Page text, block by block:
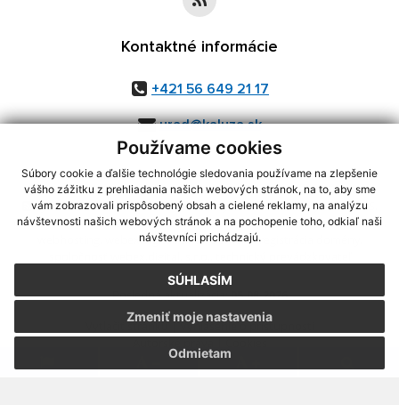
Používame cookies
Súbory cookie a ďalšie technológie sledovania používame na zlepšenie
vášho zážitku z prehliadania našich webových stránok, na to, aby sme
vám zobrazovali prispôsobený obsah a cielené reklamy, na analýzu
návštevnosti našich webových stránok a na pochopenie toho, odkiaľ naši
návštevníci prichádzajú.
SÚHLASÍM
Odmietam
Zmeniť moje nastavenia
Kontaktné informácie
+421 56 649 21 17
urad@kaluza.sk
využite možnosť získavania aktuálnych informácií s využitím RSS
CMS systém (redakčný) systém ECHELON 2,Mapa stránok,web portál
webex.digital, s.r.o.,domény,registrácia domény
Posledná aktualizácia:05.08.2026
Vytlačiť stránku|Vyhlásenie o prístupnosti